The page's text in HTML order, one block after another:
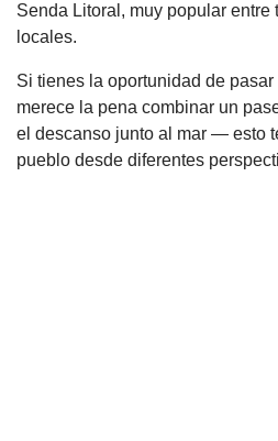
Senda Litoral, muy popular entre
locales.
Si tienes la oportunidad de
merece la pena combinar un
el descanso junto al mar — esto
pueblo desde diferentes